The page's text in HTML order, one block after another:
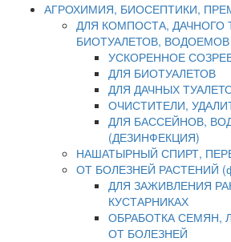
АГРОХИМИЯ, БИОСЕПТИКИ,
ДЛЯ КОМПОСТА, ДАЧНОГО
БИОТУАЛЕТОВ, ВОДОЕМОВ
УСКОРЕННОЕ
ДЛЯ БИОТУАЛЕТОВ
ДЛЯ ДАЧНЫХ
ОЧИСТИТЕЛИ,
ДЛЯ БАССЕЙНОВ,
(ДЕЗИНФЕКЦИЯ)
НАШАТЫРНЫЙ СПИРТ,
ОТ БОЛЕЗНЕЙ РАСТЕНИЙ
ДЛЯ ЗАЖИВЛЕНИЯ
КУСТАРНИКАХ
ОБРАБОТКА СЕМЯН,
ОТ БОЛЕЗНЕЙ